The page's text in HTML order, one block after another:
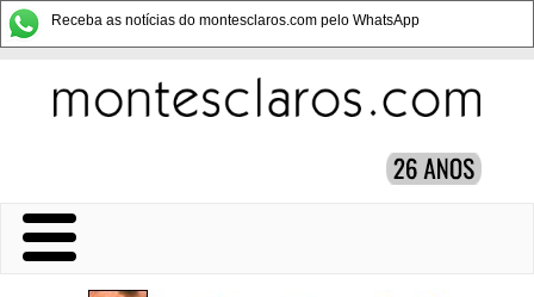
Receba as notícias do montesclaros.com pelo WhatsApp